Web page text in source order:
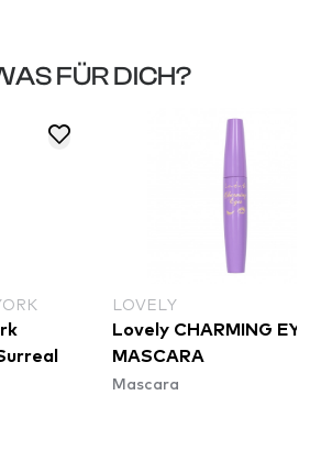
FÜR DICH?
LOVELY
Lovely CHARMING
MASCARA
Mascara